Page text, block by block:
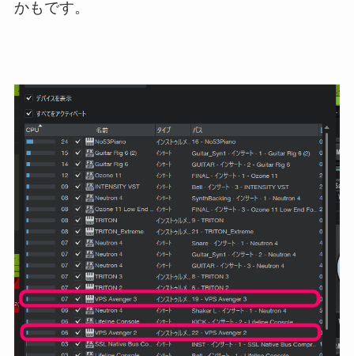
かもです。